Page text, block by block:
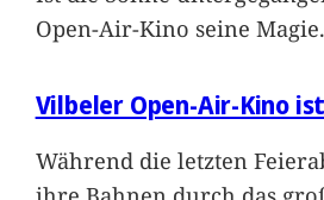
Open-Air-Kino seine Magie.
Vilbeler Open-Air-Kino
Während die letzten